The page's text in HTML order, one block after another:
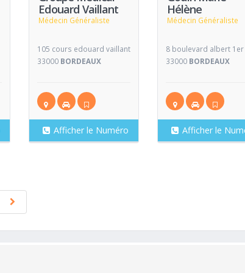
Edouard Vaillant
Médecin Généraliste
105 cours edouard vaillant
33000 BORDEAUX
Afficher le Numéro
Hélène
Médecin Généraliste
8 boulevard albert 1er
33000 BORDEAUX
Afficher le